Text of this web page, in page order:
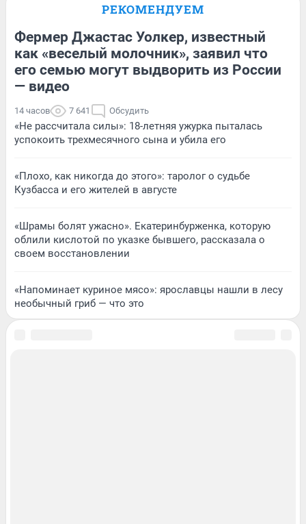
РЕКОМЕНДУЕМ
Фермер Джастас Уолкер, известный
как «веселый молочник», заявил что
его семью могут выдворить из России
— видео
14 часов 7 641 Обсудить
«Не рассчитала силы»: 18-летняя ужурка пыталась
успокоить трехмесячного сына и убила его
«Плохо, как никогда до этого»: таролог о судьбе
Кузбасса и его жителей в августе
«Шрамы болят ужасно». Екатеринбурженка, которую
облили кислотой по указке бывшего, рассказала о
своем восстановлении
«Напоминает куриное мясо»: ярославцы нашли в лесу
необычный гриб — что это